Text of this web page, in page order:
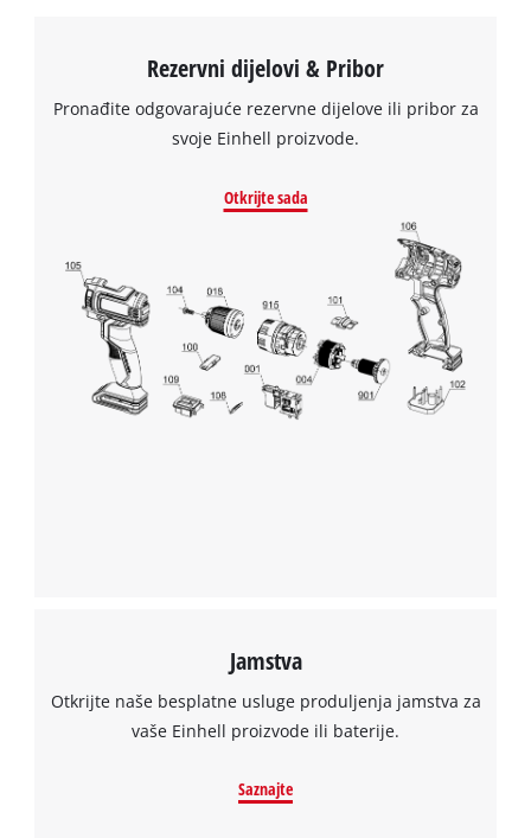
Trebamo vaše dopuštenje za učitavanje
Google Maps usluge!
to trackers that are not disclosed to the
the site with their CMP to add this content
to the list of technologies used.
Usercentrics Consent
Management Platform
Rezervni dijelovi & Pribor
Pronađite odgovarajuće rezervne dijelove ili pribor za
svoje Einhell proizvode.
Otkrijte sada
Jamstva
Otkrijte naše besplatne usluge produljenja jamstva za
vaše Einhell proizvode ili baterije.
Saznajte